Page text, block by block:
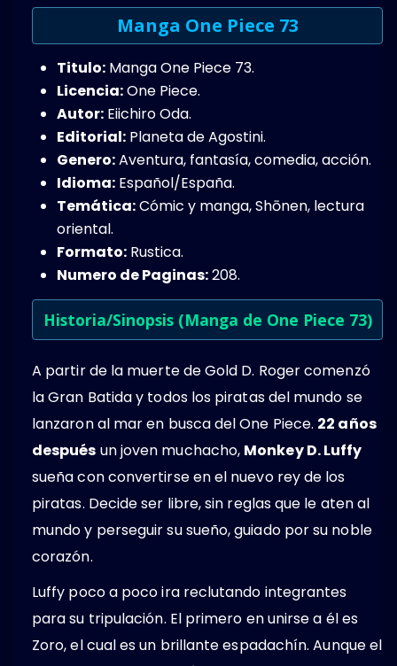
Manga One Piece 73
Titulo: Manga One Piece 73.
Licencia:One Piece.
Autor: Eiichiro Oda.
Editorial: Planeta de Agostini.
Genero:Aventura,​ fantasía, comedia, acción​.
Idioma: Español/España.
Temática:Cómic y manga, Shōnen, lectura
oriental.
Formato: Rustica.
Numero de Paginas:208.
Historia/Sinopsis (Manga de One Piece 73)
A partir de la muerte de Gold D. Roger comenzó
la Gran Batida y todos los piratas del mundo se
lanzaron al mar en busca del One Piece. 22 años
después un joven muchacho, Monkey D. Luffy
sueña con convertirse en el nuevo rey de los
piratas. Decide ser libre, sin reglas que le aten al
mundo y perseguir su sueño, guiado por su noble
corazón.
Luffy poco a poco ira reclutando integrantes
para su tripulación. El primero en unirse a él es
Zoro, el cual es un brillante espadachín. Aunque el